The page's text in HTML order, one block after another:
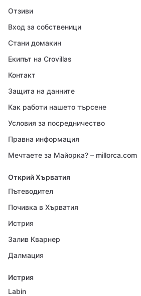
Отзиви
Вход за собственици
Стани домакин
Екипът на Crovillas
Контакт
Защита на данните
Как работи нашето търсене
Условия за посредничество
Правна информация
Мечтаете за Майорка? – millorca.com
Открий Хърватия
Пътеводител
Почивка в Хърватия
Истрия
Залив Кварнер
Далмация
Истрия
Labin